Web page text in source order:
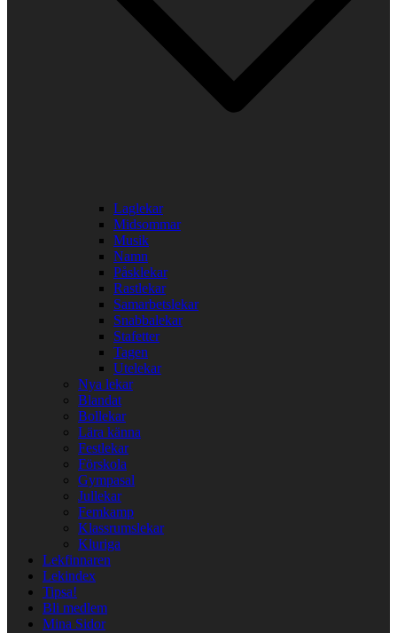
Laglekar
Midsommar
Musik
Namn
Påsklekar
Rastlekar
Samarbetslekar
Snabbalekar
Stafetter
Tagen
Utelekar
Nya lekar
Blandat
Bollekar
Lära känna
Festlekar
Förskola
Gympasal
Jullekar
Femkamp
Klassrumslekar
Kluriga
Lekfinnaren
Lekindex
Tipsa!
Bli medlem
Mina Sidor